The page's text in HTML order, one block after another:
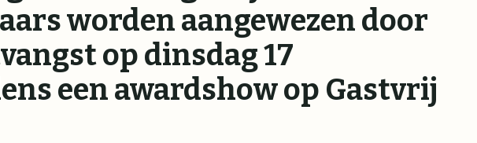
worden aangewezen door
op dinsdag 17
een awardshow op Gastvrij